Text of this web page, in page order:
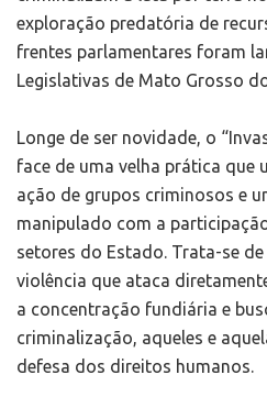
exploração predatória de
frentes parlamentares foram
Legislativas de Mato Grosso
Longe de ser novidade, o
face de uma velha prática que
ação de grupos criminosos e
manipulado com a
setores do Estado. Trata-se
violência que ataca
a concentração fundiária e
criminalização, aqueles e
defesa dos direitos humanos.